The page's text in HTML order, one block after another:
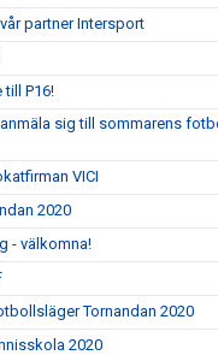
partner Intersport
till P16!
sig till sommarens
VICI
2020
- välkomna!
Tornandan 2020
2020